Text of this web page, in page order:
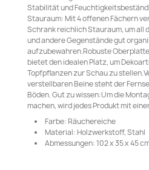
Stabilität und
Stauraum: Mit 4 offenen Fächern
Schrank reichlich Stauraum, um all
und andere Gegenstände gut
aufzubewahren.Robuste
bietet den idealen Platz, um
Topfpflanzen zur Schau zu
verstellbaren Beine steht der
Böden. Gut zu wissen:Um die
machen, wird jedes Produkt mit
Farbe: Räuchereiche
Material: Holzwerkstoff, Stahl
Abmessungen: 102 x 35 x 45